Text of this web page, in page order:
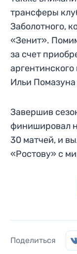
трансферы
Заболотного,
«Зенит».
за счет
Ильи Помазуна
Завершив
финишировал
30 матчей, и
«Ростову» с
Поделиться